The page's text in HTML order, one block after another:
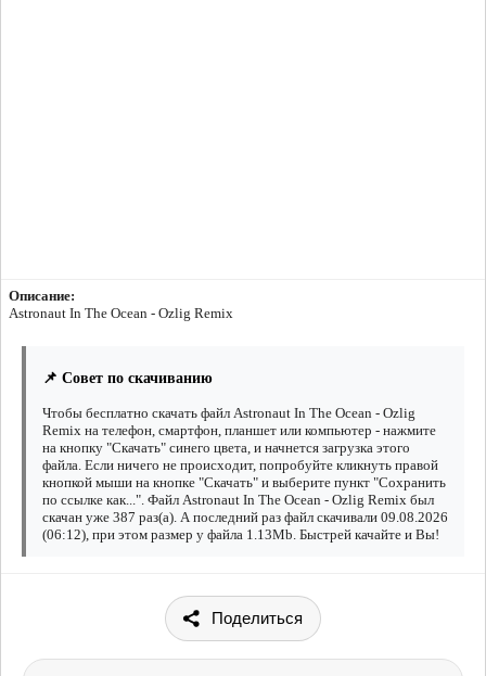
Описание:
Astronaut In The Ocean - Ozlig Remix
📌 Совет по скачиванию
Чтобы бесплатно скачать файл Astronaut In The Ocean - Ozlig
Remix на телефон, смартфон, планшет или компьютер - нажмите
на кнопку "Скачать" синего цвета, и начнется загрузка этого
файла. Если ничего не происходит, попробуйте кликнуть правой
кнопкой мыши на кнопке "Скачать" и выберите пункт "Сохранить
по ссылке как...". Файл Astronaut In The Ocean - Ozlig Remix был
скачан уже 387 раз(а). А последний раз файл скачивали 09.08.2026
(06:12), при этом размер у файла 1.13Mb. Быстрей качайте и Вы!
Поделиться